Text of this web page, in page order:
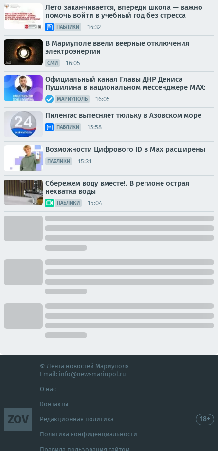
Лето заканчивается, впереди школа — важно
помочь войти в учебный год без стресса
ПАБЛИКИ 16:32
В Мариуполе ввели веерные отключения
электроэнергии
СМИ 16:05
Официальный канал Главы ДНР Дениса
Пушилина в национальном мессенджере MAX:
МАРИУПОЛЬ 16:05
Пиленгас вытесняет тюльку в Азовском море
ПАБЛИКИ 15:58
Возможности Цифрового ID в Мах расширены
ПАБЛИКИ 15:31
Сбережем воду вместе!. В регионе острая
нехватка воды
ПАБЛИКИ 15:04
ZOV
© Лента новостей Мариуполя
Email: info@newsmariupol.ru
О нас
Контакты
Редакционная политика
Политика конфиденциальности
Правила пользования сайтом
18+